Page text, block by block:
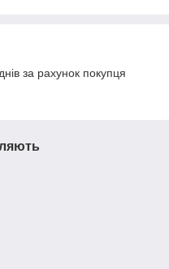
за рахунок покупця